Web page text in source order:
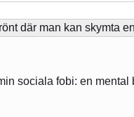
sociala fobi: en